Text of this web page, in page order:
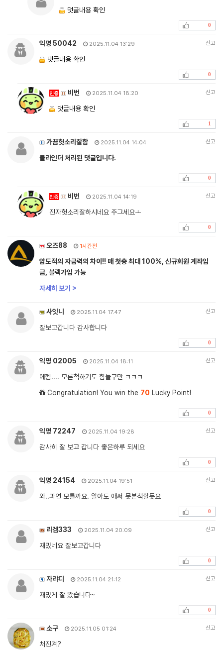
댓글내용 확인
0
익명 50042 2025.11.04 13:29 신고
댓글내용 확인
0
인증 비번 2025.11.04 18:20 신고
댓글내용 확인
1
가끔헛소리잘함 2025.11.04 14:04 신고
블라인더 처리된 댓글입니다.
0
인증 비번 2025.11.04 14:19 신고
진자헛소리잘하시네요 주그세요ㅗ
0
오즈88 1시간전
압도적의 자금력의 차이!! 매 첫충 최대 100%, 신규회원 계좌입
금, 블랙가입 가능
자세히 보기 >
사잇니 2025.11.04 17:47 신고
잘보고갑니다 감사합니다
0
익명 02005 2025.11.04 18:11 신고
에헴.... 모른척하기도 힘들구만 ㅋㅋㅋ
Congratulation! You win the 70 Lucky Point!
0
익명 72247 2025.11.04 19:28 신고
감사히 잘 보고 갑니다 좋은하루 되세요
0
익명 24154 2025.11.04 19:51 신고
와..과연 모를까요. 알아도 애써 못본척할듯요
0
리겜333 2025.11.04 20:09 신고
재밌네요 잘보고갑니다
0
자랴디 2025.11.04 21:12 신고
재밌게 잘 봤습니다~
0
소구 2025.11.05 01:24 신고
처진겨?